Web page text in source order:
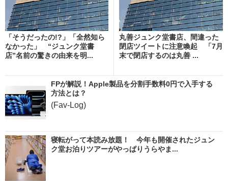
「そうだったの!?」「全然知ら
なかった」 “ジュンク堂書
店”名前の驚きの由来を明...
丸善ジュンク堂書店、間違った
閉店ツイートに注意喚起 「7月
末で閉店するのは丸善 ...
FPが解説！Apple製品を分割手数料0円で入手する
方法とは？
(Fav-Log)
寝転がって本読み放題！ 今年も開催されたジュン
ク堂お泊りツアーがやっぱりうらやま...